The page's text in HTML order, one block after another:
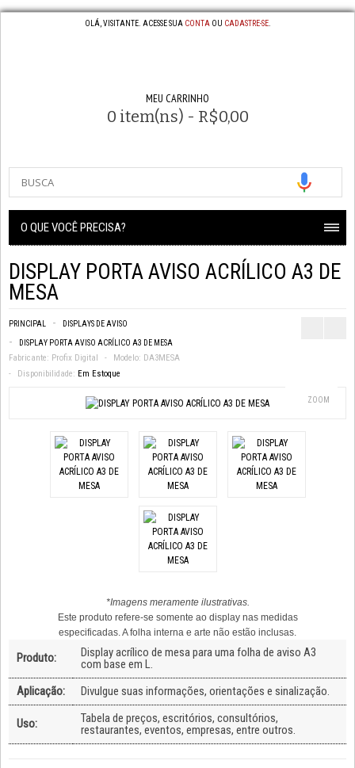
OLÁ, VISITANTE. ACESSE SUA CONTA OU CADASTRE-SE.
MEU CARRINHO
0 item(ns) - R$0,00
O QUE VOCÊ PRECISA?
DISPLAY PORTA AVISO ACRÍLICO A3 DE
MESA
PRINCIPAL DISPLAYS DE AVISO
DISPLAY PORTA AVISO ACRÍLICO A3 DE MESA
Fabricante: Profix Digital Modelo: DA3MESA
Disponibilidade: Em Estoque
ZOOM
*Imagens meramente ilustrativas.
Este produto refere-se somente ao display nas medidas
especificadas. A folha interna e arte não estão inclusas.
Produto:
Display acrílico de mesa para uma folha de aviso A3
com base em L.
Aplicação:
Divulgue suas informações, orientações e sinalização.
Uso:
Tabela de preços, escritórios, consultórios,
restaurantes, eventos, empresas, entre outros.